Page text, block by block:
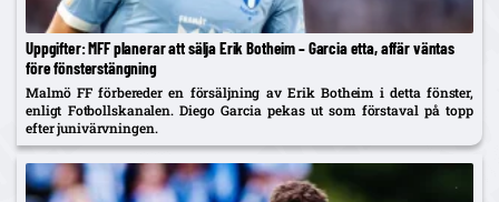
Uppgifter: MFF planerar att sälja Erik Botheim – Garcia etta, affär väntas
före fönsterstängning
Malmö FF förbereder en försäljning av Erik Botheim i detta fönster,
enligt Fotbollskanalen. Diego Garcia pekas ut som förstaval på topp
efter junivärvningen.